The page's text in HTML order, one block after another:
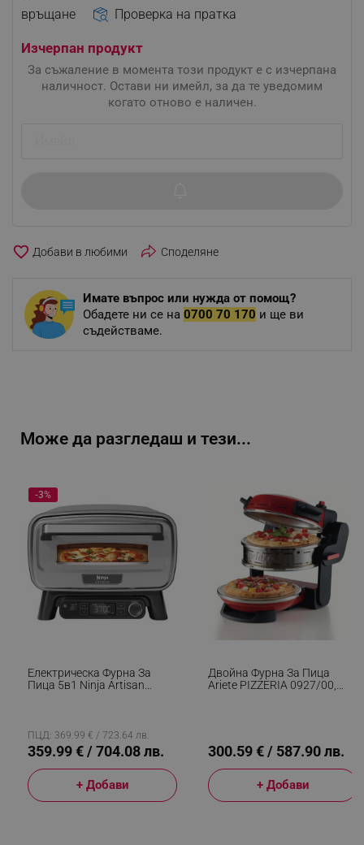
връщане
Проверка на пратка
Изчерпан продукт
За съжаление в момента този продукт е с изчерпана
наличност. Остави ни имейл, за да те уведомим
когато отново е наличен.
favorite_border Споделяне
Имате въпрос или нужда от помощ?
Обадете ни се на 0700 70 170 и ще ви
съдействаме.
Може да разгледаш и тези...
Електрическа Фурна За
Пица 5в1 Ninja Artisan
-3%
ПЦД: 369.99 € / 723.64 лв.
359.99 € / 704.08 лв.
+ Добави
Двойна Фурна За Пица
Ariete PIZZERIA 0927/00,
300.59 € / 587.90 лв.
+ Добави